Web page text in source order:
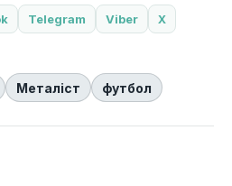
Telegram Viber X
Металіст футбол